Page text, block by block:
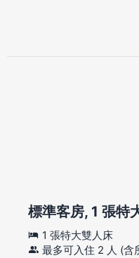
標準客房, 1 張特
1 張特大雙人床
最多可入住 2 人 (含